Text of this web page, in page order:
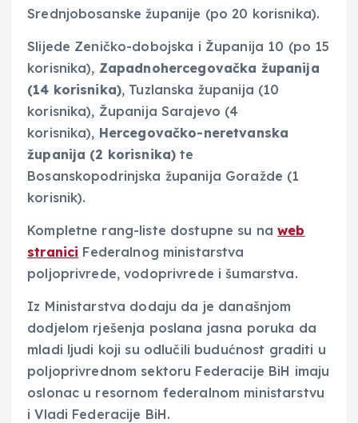
Srednjobosanske županije (po 20 korisnika).
Slijede Zeničko-dobojska i Županija 10 (po 15
korisnika), Zapadnohercegovačka županija
(14 korisnika), Tuzlanska županija (10
korisnika), Županija Sarajevo (4
korisnika), Hercegovačko-neretvanska
županija (2 korisnika) te
Bosanskopodrinjska županija Goražde (1
korisnik).
Kompletne rang-liste dostupne su naweb
stranici Federalnog ministarstva
poljoprivrede, vodoprivrede i šumarstva.
Iz Ministarstva dodaju da je današnjom
dodjelom rješenja poslana jasna poruka da
mladi ljudi koji su odlučili budućnost graditi u
poljoprivrednom sektoru Federacije BiH imaju
oslonac u resornom federalnom ministarstvu
i Vladi Federacije BiH.